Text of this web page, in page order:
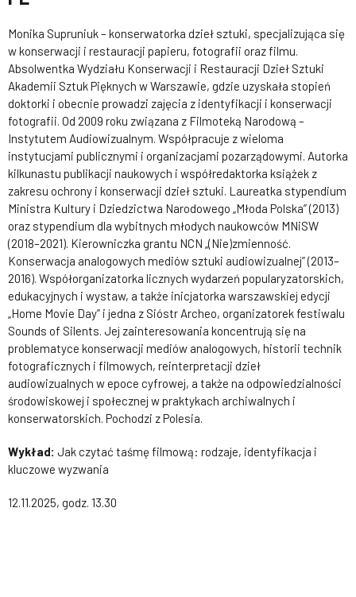
Monika Supruniuk – konserwatorka dzieł sztuki, specjalizująca się
w konserwacji i restauracji papieru, fotografii oraz filmu.
Absolwentka Wydziału Konserwacji i Restauracji Dzieł Sztuki
Akademii Sztuk Pięknych w Warszawie, gdzie uzyskała stopień
doktorki i obecnie prowadzi zajęcia z identyfikacji i konserwacji
fotografii. Od 2009 roku związana z Filmoteką Narodową –
Instytutem Audiowizualnym. Współpracuje z wieloma
instytucjami publicznymi i organizacjami pozarządowymi. Autorka
kilkunastu publikacji naukowych i współredaktorka książek z
zakresu ochrony i konserwacji dzieł sztuki. Laureatka stypendium
Ministra Kultury i Dziedzictwa Narodowego „Młoda Polska” (2013)
oraz stypendium dla wybitnych młodych naukowców MNiSW
(2018–2021). Kierowniczka grantu NCN „(Nie)zmienność.
Konserwacja analogowych mediów sztuki audiowizualnej” (2013–
2016). Współorganizatorka licznych wydarzeń popularyzatorskich,
edukacyjnych i wystaw, a także inicjatorka warszawskiej edycji
„Home Movie Day” i jedna z Sióstr Archeo, organizatorek festiwalu
Sounds of Silents. Jej zainteresowania koncentrują się na
problematyce konserwacji mediów analogowych, historii technik
fotograficznych i filmowych, reinterpretacji dzieł
audiowizualnych w epoce cyfrowej, a także na odpowiedzialności
środowiskowej i społecznej w praktykach archiwalnych i
konserwatorskich. Pochodzi z Polesia.
Wykład: Jak czytać taśmę filmową: rodzaje, identyfikacja i
kluczowe wyzwania
12.11.2025, godz. 13.30